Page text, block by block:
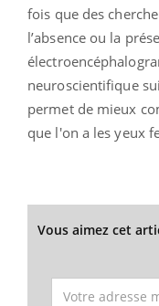
fois que des
l’absence ou la
neuroscientifique
permet de mieux
que l'on a les yeux
Vous aimez cet